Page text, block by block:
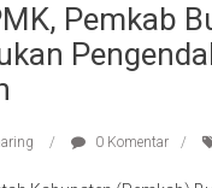
Pemkab
0 Komentar